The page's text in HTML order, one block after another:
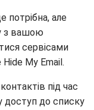
потрібна, але
з вашою
сервісами
My Email.
під час
доступ до списку